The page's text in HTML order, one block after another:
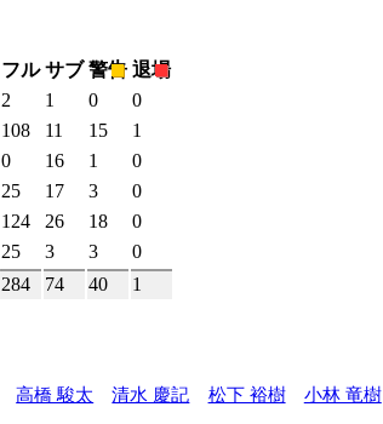
フル サブ 警告 退場
2 1 0
0
108 11 15
1
0 16 1
0
25 17 3
0
124 26 18
0
25 3 3
0
284 74 40 1
高橋 駿太 清水 慶記 松下 裕樹 小林 竜樹